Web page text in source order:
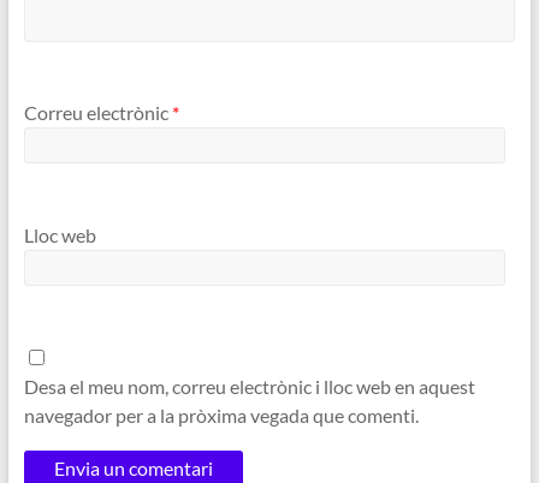
Correu electrònic *
Lloc web
Desa el meu nom, correu electrònic i lloc web en aquest
navegador per a la pròxima vegada que comenti.